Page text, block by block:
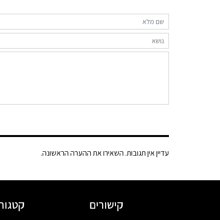
עדיין אין תגובות. השאירו את ההערה הראשונה.
קישורים